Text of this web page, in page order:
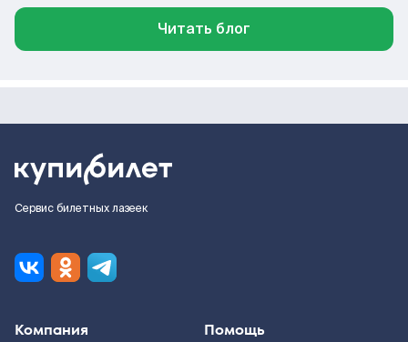
Читать блог
Сервис билетных лазеек
Компания Помощь